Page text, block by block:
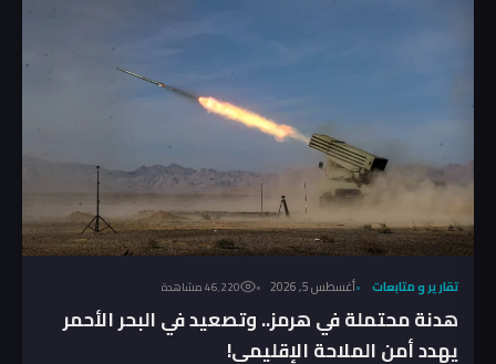
تقارير و متابعات أغسطس 5, 2026 46٬220 مشاهدة
هدنة محتملة في هرمز.. وتصعيد في البحر الأحمر
يهدد أمن الملاحة الإقليمي!